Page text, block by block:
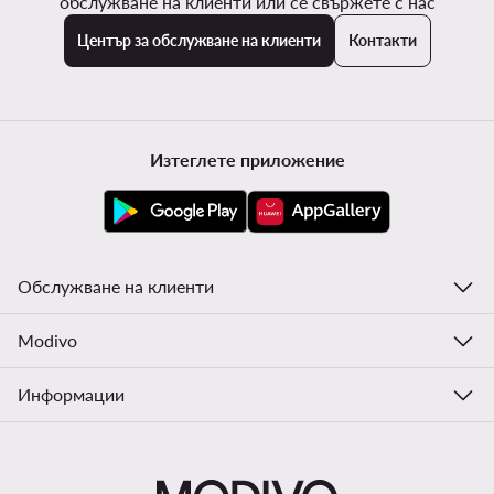
Център за обслужване на клиенти Контакти
Изтеглете приложение
Обслужване на клиенти
Modivo
Информации